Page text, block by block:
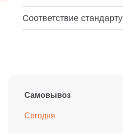
Соответствие стандарту
Самовывоз
Сегодня